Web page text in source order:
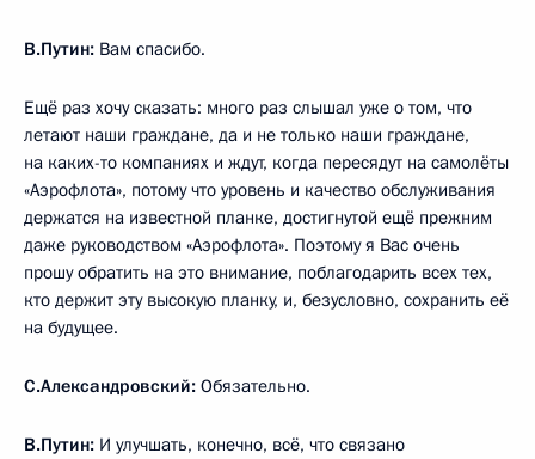
В.Путин: Вам спасибо.
Ещё раз хочу сказать: много раз слышал уже о том, что
летают наши граждане, да и не только наши граждане,
на каких-то компаниях и ждут, когда пересядут на самолёты
«Аэрофлота», потому что уровень и качество обслуживания
держатся на известной планке, достигнутой ещё прежним
даже руководством «Аэрофлота». Поэтому я Вас очень
прошу обратить на это внимание, поблагодарить всех тех,
кто держит эту высокую планку, и, безусловно, сохранить её
на будущее.
С.Александровский: Обязательно.
В.Путин: И улучшать, конечно, всё, что связано